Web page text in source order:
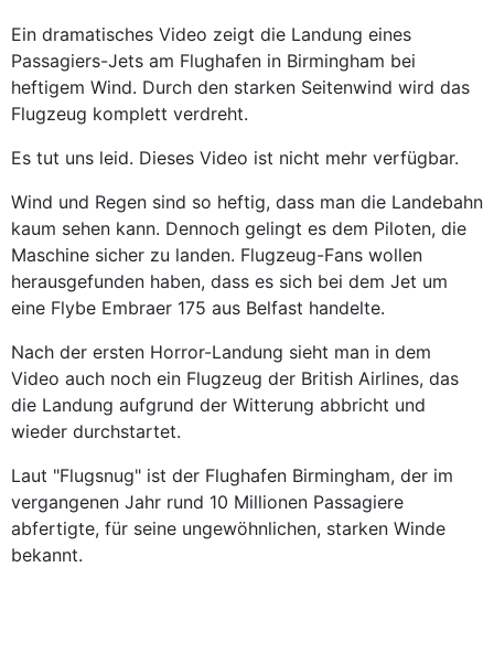
Ein dramatisches Video zeigt die Landung eines
Passagiers-Jets am Flughafen in Birmingham bei
heftigem Wind. Durch den starken Seitenwind wird das
Flugzeug komplett verdreht.
Es tut uns leid. Dieses Video ist nicht mehr verfügbar.
Wind und Regen sind so heftig, dass man die Landebahn
kaum sehen kann. Dennoch gelingt es dem Piloten, die
Maschine sicher zu landen. Flugzeug-Fans wollen
herausgefunden haben, dass es sich bei dem Jet um
eine Flybe Embraer 175 aus Belfast handelte.
Nach der ersten Horror-Landung sieht man in dem
Video auch noch ein Flugzeug der British Airlines, das
die Landung aufgrund der Witterung abbricht und
wieder durchstartet.
Laut "Flugsnug" ist der Flughafen Birmingham, der im
vergangenen Jahr rund 10 Millionen Passagiere
abfertigte, für seine ungewöhnlichen, starken Winde
bekannt.